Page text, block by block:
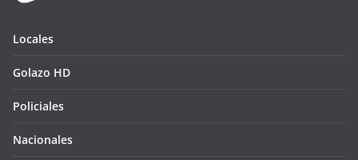
Locales
Golazo HD
Policiales
Nacionales